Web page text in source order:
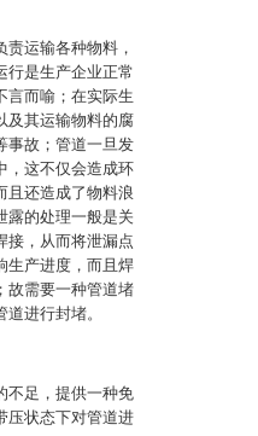
运输各种物料，
行是生产企业正常
言而喻；在实际生
及其运输物料的腐
事故；管道一旦发
，这不仅会造成环
且还造成了物料浪
露的处理一般是关
接，从而将泄漏点
生产进度，而且焊
故需要一种管道堵
进行封堵。
不足，提供一种免
压状态下对管道进